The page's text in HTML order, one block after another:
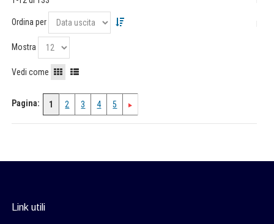
Ordina per
Mostra
Vedi come
Pagina: 1 2 3 4 5
Link utili